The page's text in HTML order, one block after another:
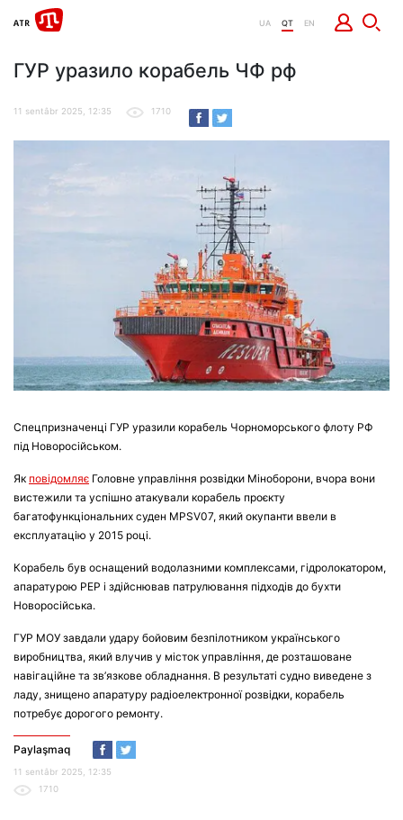
UA QT EN
ГУР уразило корабель ЧФ рф
11 sentâbr 2025, 12:35 1710
Спецпризначенці ГУР уразили корабель Чорноморського флоту РФ
під Новоросійськом.
Як повідомляє Головне управління розвідки Міноборони, вчора вони
вистежили та успішно атакували корабель проєкту
багатофункціональних суден MPSV07, який окупанти ввели в
експлуатацію у 2015 році.
Корабель був оснащений водолазними комплексами, гідролокатором,
апаратурою РЕР і здійснював патрулювання підходів до бухти
Новоросійська.
ГУР МОУ завдали удару бойовим безпілотником українського
виробництва, який влучив у місток управління, де розташоване
навігаційне та зв’язкове обладнання. В результаті судно виведене з
ладу, знищено апаратуру радіоелектронної розвідки, корабель
потребує дорогого ремонту.
Paylaşmaq
11 sentâbr 2025, 12:35
1710